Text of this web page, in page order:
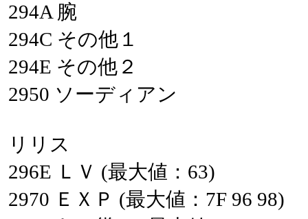
294A 腕
294C その他１
294E その他２
2950 ソーディアン
リリス
296E ＬＶ (最大値：63)
2970 ＥＸＰ (最大値：7F 96 98)